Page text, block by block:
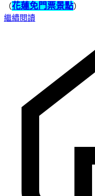
（花蓮免門票景點）
繼續閱讀